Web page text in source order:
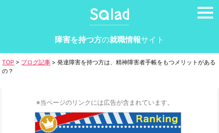
障害を持つ方の就職情報サイト
TOP > ブログ記事 >発達障害を持つ方は、精神障害者手帳をもつメリットがある
の？
※当ページのリンクには広告が含まれています。